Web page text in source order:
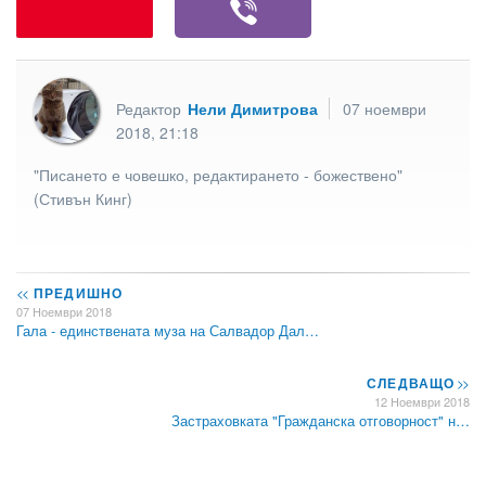
Редактор Нели Димитрова
07 ноември
2018, 21:18
"Писането е човешко, редактирането - божествено"
(Стивън Кинг)
<< ПРЕДИШНО
07 Ноември 2018
Гала - единствената муза на Салвадор Дал…
СЛЕДВАЩО>>
12 Ноември 2018
Застраховката "Гражданска отговорност" н…